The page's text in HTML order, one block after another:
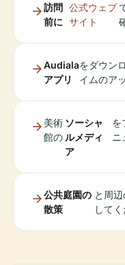
訪問
前に
公式ウェブ
サイト
Audiala
アプリ
をダウン
イムのア
美術
館の
ソーシャ
ルメディ
ア
を
ニ
公共庭園の
散策
と周
してく